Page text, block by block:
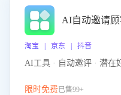
AI自动邀请
淘宝 | 京东 | 抖音
AI工具 · 自动邀评 · 潜在
限时免费已售99+